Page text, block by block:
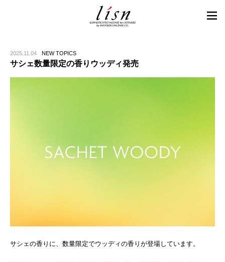
2025.11.04 NEW TOPICS
サシェ数量限定の香りウッディ発売
サシェの香りに、数量限定でウッディの香りが登場しています。